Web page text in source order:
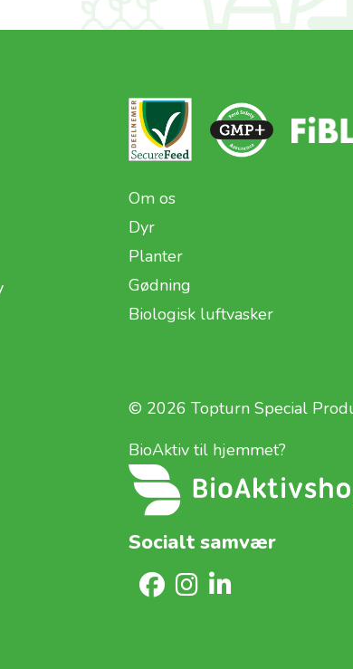
Om os
Dyr
Planter
Gødning
Biologisk luftvasker
© 2026 Topturn Special
BioAktiv til hjemmet?
Socialt samvær